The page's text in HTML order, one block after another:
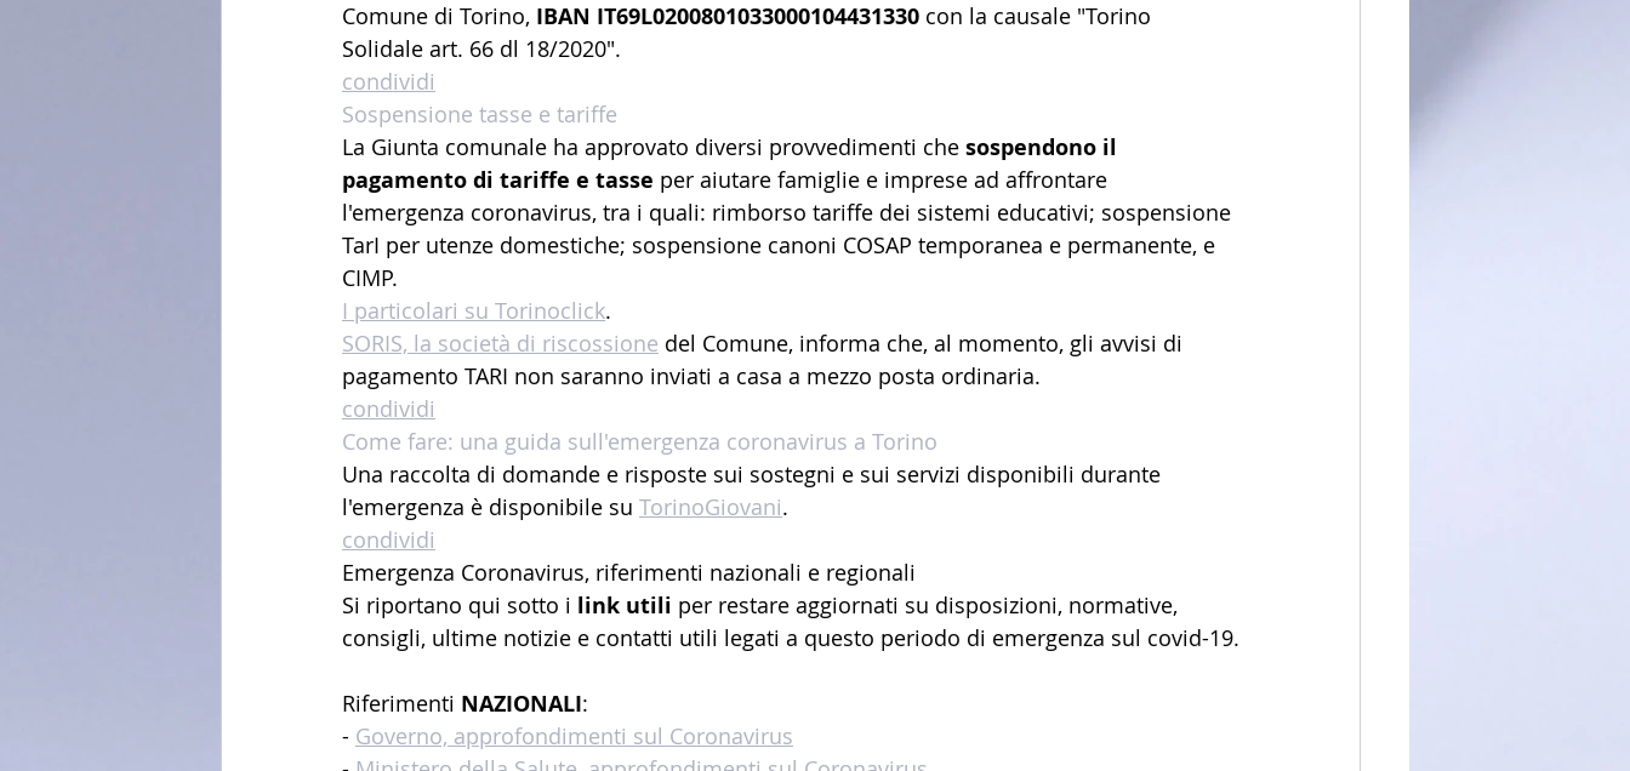
Comune di Torino, IBAN IT69L0200801033000104431330 con la causale "Torino
Solidale art. 66 dl 18/2020".
condividi
Sospensione tasse e tariffe
La Giunta comunale ha approvato diversi provvedimenti che sospendono il
pagamento di tariffe e tasse per aiutare famiglie e imprese ad affrontare
l'emergenza coronavirus, tra i quali: rimborso tariffe dei sistemi educativi; sospensione
TarI per utenze domestiche; sospensione canoni COSAP temporanea e permanente, e
CIMP.
I particolari su Torinoclick.
SORIS, la società di riscossione del Comune, informa che, al momento, gli avvisi di
pagamento TARI non saranno inviati a casa a mezzo posta ordinaria.
condividi
Come fare: una guida sull'emergenza coronavirus a Torino
Una raccolta di domande e risposte sui sostegni e sui servizi disponibili durante
l'emergenza è disponibile su TorinoGiovani.
condividi
Emergenza Coronavirus, riferimenti nazionali e regionali
Si riportano qui sotto i link utili per restare aggiornati su disposizioni, normative,
consigli, ultime notizie e contatti utili legati a questo periodo di emergenza sul covid-19.
Riferimenti NAZIONALI:
- Governo, approfondimenti sul Coronavirus